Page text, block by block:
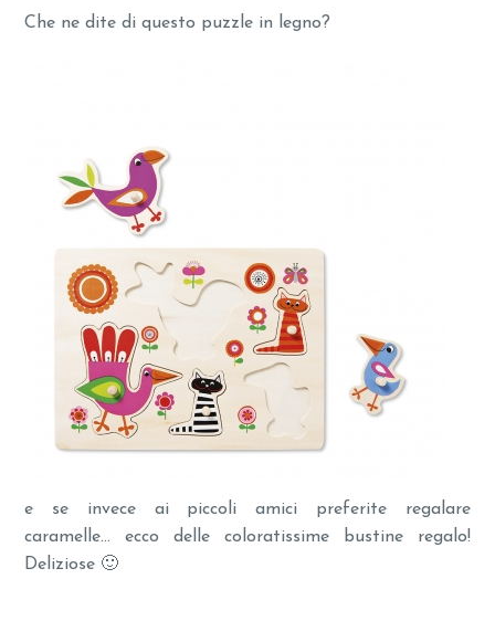
Che ne dite di questo puzzle in legno?
e se invece ai piccoli amici preferite regalare
caramelle… ecco delle coloratissime bustine regalo!
Deliziose 🙂